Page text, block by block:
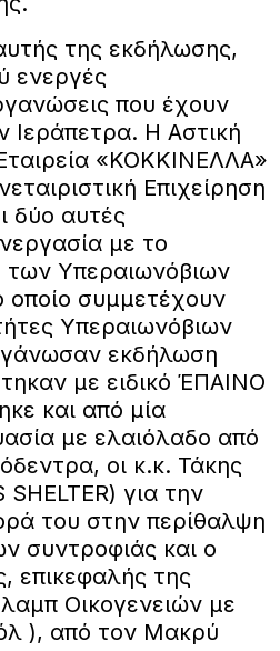
της εκδήλωσης,
ενεργές
που έχουν
Ιεράπετρα. Η Αστική
«ΚΟΚΚΙΝΕΛΛΑ»
Επιχείρηση
δύο αυτές
με το
των Υπεραιωνόβιων
οποίο συμμετέχουν
Υπεραιωνόβιων
εκδήλωση
με ειδικό ΈΠΑΙΝΟ
και από μία
με ελαιόλαδο από
οι κ.κ. Τάκης
για την
του στην περίθαλψη
συντροφιάς και ο
επικεφαλής της
Οικογενειών με
), από τον Μακρύ